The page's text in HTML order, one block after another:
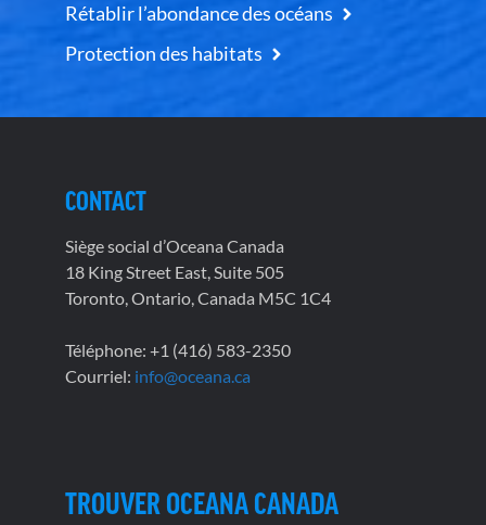
Rétablir l’abondance des océans
Protection des habitats
CONTACT
Siège social d’Oceana Canada
18 King Street East, Suite 505
Toronto, Ontario, Canada M5C 1C4
Téléphone: +1 (416) 583-2350
Courriel: info@oceana.ca
TROUVER OCEANA CANADA